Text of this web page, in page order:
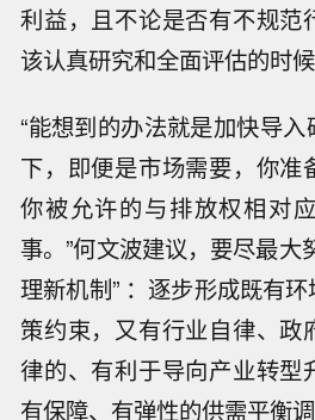
利益，且不论是否有不规范
该认真研究和全面评估的时
“能想到的办法就是加快导
下，即便是市场需要，你准
你被允许的与排放权相对
事。”何文波建议，要尽最大
理新机制” ：逐步形成既有
策约束，又有行业自律、政
律的、有利于导向产业转型
有保障、有弹性的供需平衡调